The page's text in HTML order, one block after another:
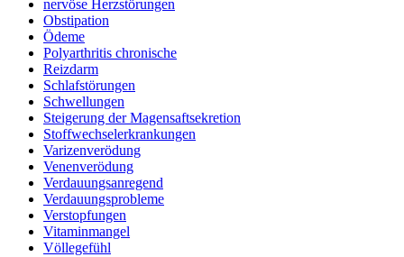
nervöse Herzstörungen
Obstipation
Ödeme
Polyarthritis chronische
Reizdarm
Schlafstörungen
Schwellungen
Steigerung der Magensaftsekretion
Stoffwechselerkrankungen
Varizenverödung
Venenverödung
Verdauungsanregend
Verdauungsprobleme
Verstopfungen
Vitaminmangel
Völlegefühl